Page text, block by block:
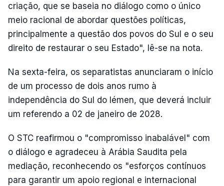
criação, que se baseia no diálogo como o único
meio racional de abordar questões políticas,
principalmente a questão dos povos do Sul e o seu
direito de restaurar o seu Estado", lê-se na nota.
Na sexta-feira, os separatistas anunciaram o início
de um processo de dois anos rumo à
independência do Sul do Iémen, que deverá incluir
um referendo a 02 de janeiro de 2028.
O STC reafirmou o "compromisso inabalável" com
o diálogo e agradeceu à Arábia Saudita pela
mediação, reconhecendo os "esforços contínuos
para garantir um apoio regional e internacional